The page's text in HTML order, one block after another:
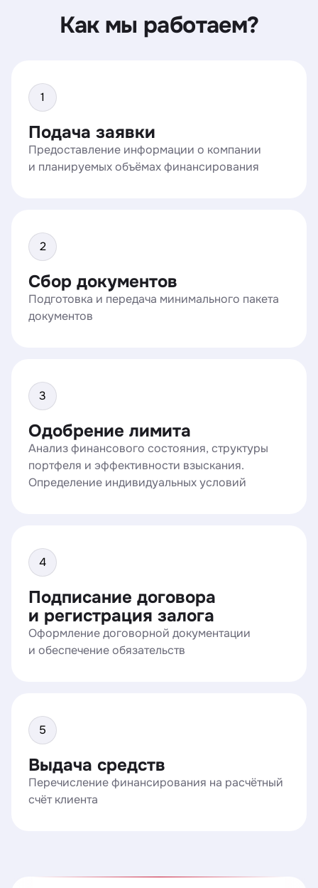
Как мы работаем?
Подача заявки
Предоставление информации о компании
и планируемых объёмах финансирования
Сбор документов
Подготовка и передача минимального пакета
документов
Одобрение лимита
Анализ финансового состояния, структуры
портфеля и эффективности взыскания.
Определение индивидуальных условий
Подписание договора
и регистрация залога
Оформление договорной документации
и обеспечение обязательств
Выдача средств
Перечисление финансирования на расчётный
счёт клиента